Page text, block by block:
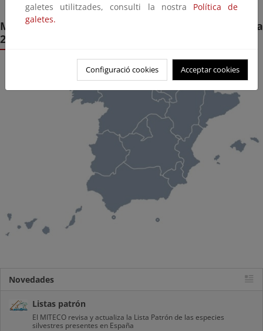
Marco de Acción Prioritaria para la Red Natura
2000 por CCAA
Novedades
Listas patrón
El MITECO revisa y actualiza la Lista Patrón de las especies
silvestres presentes en España
galetes utilitzades, consulti la nostra Política de
galetes.
Configuració cookies Acceptar cookies